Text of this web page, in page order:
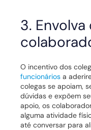
3.
O incentivo dos
funcionários a
colegas se apoiam,
dúvidas e expõem
apoio, os
alguma atividade
até conversar para